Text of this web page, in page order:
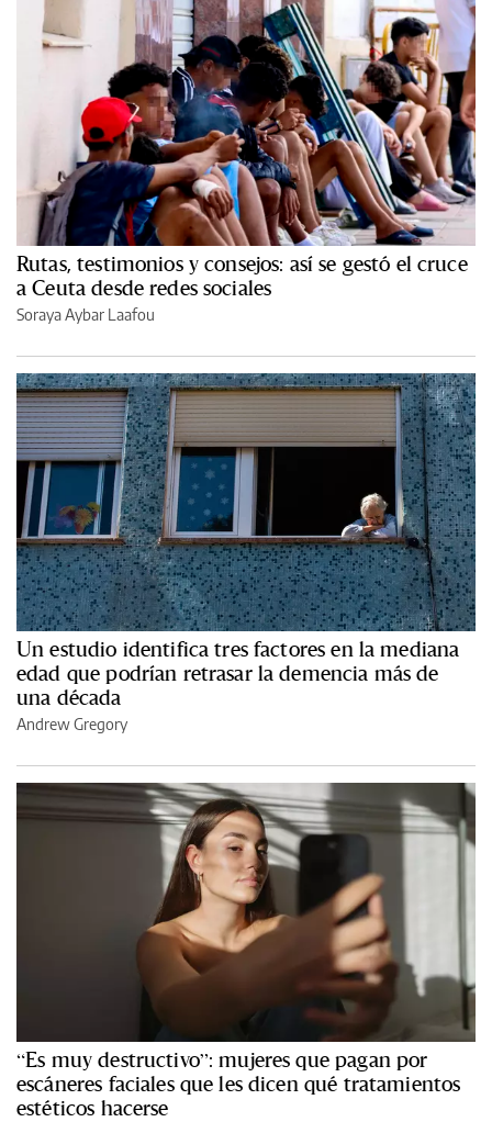
Rutas, testimonios y consejos: así se gestó el cruce
a Ceuta desde redes sociales
Soraya Aybar Laafou
Un estudio identifica tres factores en la mediana
edad que podrían retrasar la demencia más de
una década
Andrew Gregory
“Es muy destructivo”: mujeres que pagan por
escáneres faciales que les dicen qué tratamientos
estéticos hacerse